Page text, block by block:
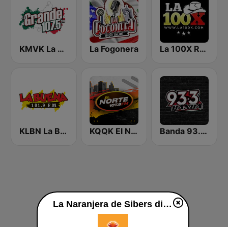
KMVK La Grande 107.5 FM La Fogonera La 100X Radio
KLBN La Buena 101.9 FM KQQK El Norte 107.9 / 101.7 FM Banda 93.3 FM
La Naranjera de Sibers diretta